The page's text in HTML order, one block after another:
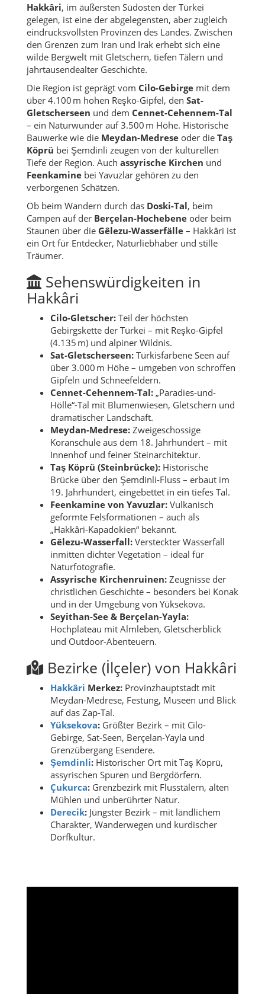
Hakkâri, im äußersten Südosten der Türkei
gelegen, ist eine der abgelegensten, aber zugleich
eindrucksvollsten Provinzen des Landes. Zwischen
den Grenzen zum Iran und Irak erhebt sich eine
wilde Bergwelt mit Gletschern, tiefen Tälern und
jahrtausendealter Geschichte.
Die Region ist geprägt vom Cilo-Gebirge mit dem
über 4.100 m hohen Reşko-Gipfel, den Sat-
Gletscherseen und dem Cennet-Cehennem-Tal
– ein Naturwunder auf 3.500 m Höhe. Historische
Bauwerke wie die Meydan-Medrese oder die Taş
Köprü bei Şemdinli zeugen von der kulturellen
Tiefe der Region. Auch assyrische Kirchen und
Feenkamine bei Yavuzlar gehören zu den
verborgenen Schätzen.
Ob beim Wandern durch das Doski-Tal, beim
Campen auf der Berçelan-Hochebene oder beim
Staunen über die Gêlezu-Wasserfälle – Hakkâri ist
ein Ort für Entdecker, Naturliebhaber und stille
Träumer.
Sehenswürdigkeiten in
Hakkâri
Cilo-Gletscher: Teil der höchsten
Gebirgskette der Türkei – mit Reşko-Gipfel
(4.135 m) und alpiner Wildnis.
Sat-Gletscherseen: Türkisfarbene Seen auf
über 3.000 m Höhe – umgeben von schroffen
Gipfeln und Schneefeldern.
Cennet-Cehennem-Tal: „Paradies-und-
Hölle“-Tal mit Blumenwiesen, Gletschern und
dramatischer Landschaft.
Meydan-Medrese: Zweigeschossige
Koranschule aus dem 18. Jahrhundert – mit
Innenhof und feiner Steinarchitektur.
Taş Köprü (Steinbrücke): Historische
Brücke über den Şemdinli-Fluss – erbaut im
19. Jahrhundert, eingebettet in ein tiefes Tal.
Feenkamine von Yavuzlar: Vulkanisch
geformte Felsformationen – auch als
„Hakkâri-Kapadokien“ bekannt.
Gêlezu-Wasserfall: Versteckter Wasserfall
inmitten dichter Vegetation – ideal für
Naturfotografie.
Assyrische Kirchenruinen: Zeugnisse der
christlichen Geschichte – besonders bei Konak
und in der Umgebung von Yüksekova.
Seyithan-See & Berçelan-Yayla:
Hochplateau mit Almleben, Gletscherblick
und Outdoor-Abenteuern.
Bezirke (İlçeler) von Hakkâri
Hakkâri Merkez: Provinzhauptstadt mit
Meydan-Medrese, Festung, Museen und Blick
auf das Zap-Tal.
Yüksekova: Größter Bezirk – mit Cilo-
Gebirge, Sat-Seen, Berçelan-Yayla und
Grenzübergang Esendere.
Şemdinli: Historischer Ort mit Taş Köprü,
assyrischen Spuren und Bergdörfern.
Çukurca: Grenzbezirk mit Flusstälern, alten
Mühlen und unberührter Natur.
Derecik: Jüngster Bezirk – mit ländlichem
Charakter, Wanderwegen und kurdischer
Dorfkultur.